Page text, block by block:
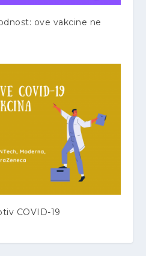
ove vakcine ne
COVID-19